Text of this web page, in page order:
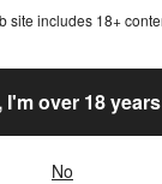
site includes 18+
No
I'm over 18 years